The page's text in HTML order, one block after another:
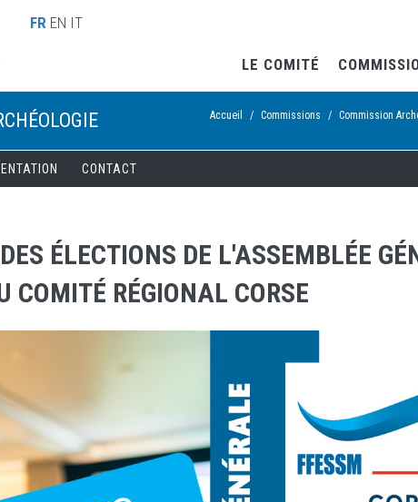
FR EN IT
LE COMITÉ
Accueil / Commissions / Commission
CONTACT
ÉLECTIONS DE L'ASSEMBLÉE
COMITÉ RÉGIONAL CORSE